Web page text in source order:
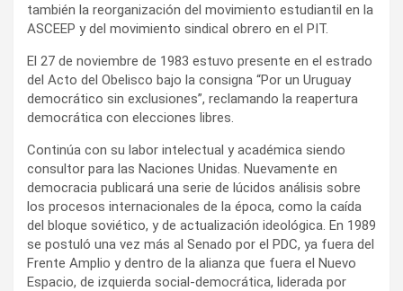
también la reorganización del movimiento estudiantil en la
ASCEEP y del movimiento sindical obrero en el PIT.
El 27 de noviembre de 1983 estuvo presente en el estrado
del Acto del Obelisco bajo la consigna “Por un Uruguay
democrático sin exclusiones”, reclamando la reapertura
democrática con elecciones libres.
Continúa con su labor intelectual y académica siendo
consultor para las Naciones Unidas. Nuevamente en
democracia publicará una serie de lúcidos análisis sobre
los procesos internacionales de la época, como la caída
del bloque soviético, y de actualización ideológica. En 1989
se postuló una vez más al Senado por el PDC, ya fuera del
Frente Amplio y dentro de la alianza que fuera el Nuevo
Espacio, de izquierda social-democrática, liderada por